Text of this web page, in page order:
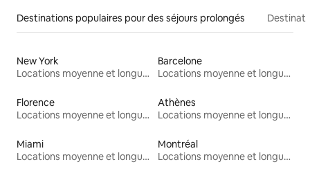
Destinations populaires pour des séjours prolongés
New York
Locations moyenne et longue durée
Barcelone
Locations moyenne et longue durée
Florence
Locations moyenne et longue durée
Athènes
Locations moyenne et longue durée
Miami
Locations moyenne et longue durée
Montréal
Locations moyenne et longue durée